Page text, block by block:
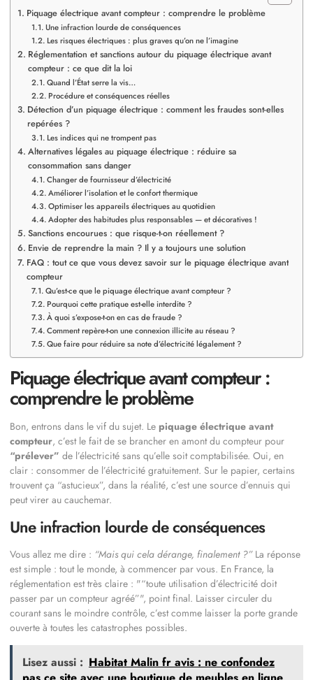
Piquage électrique avant compteur : comprendre le problème
Une infraction lourde de conséquences
Les risques électriques : plus graves qu’on ne l’imagine
Réglementation et sanctions autour du piquage électrique avant
compteur : ce que dit la loi
Quand l’État serre la vis…
Procédure et conséquences réelles
Détection d’un piquage électrique : comment les fraudes sont-elles
repérées ?
Les indices qui ne trompent pas
Alternatives légales au piquage électrique : réduire sa
consommation sans danger
Changer de fournisseur d’électricité
Améliorer l’isolation et le confort thermique
Optimiser les appareils électriques au quotidien
Adopter des habitudes plus responsables — et décoratives !
Sanctions encourues : que risque-t-on réellement ?
Envie de reprendre la main ? Il y a toujours une solution
FAQ : tout ce que vous devez savoir sur le piquage électrique avant
compteur
Qu’est-ce que le piquage électrique avant compteur ?
Pourquoi cette pratique est-elle interdite ?
À quoi s’expose-t-on en cas de fraude ?
Comment repère-t-on une connexion illicite au réseau ?
Que faire pour réduire sa note d’électricité légalement ?
Piquage électrique avant compteur :
comprendre le problème
Bon, entrons dans le vif du sujet. Le piquage électrique avant
compteur, c’est le fait de se brancher en amont du compteur pour
“prélever” de l’électricité sans qu’elle soit comptabilisée. Oui, en
clair : consommer de l’électricité gratuitement. Sur le papier, certains
trouvent ça “astucieux”, dans la réalité, c’est une source d’ennuis qui
peut virer au cauchemar.
Une infraction lourde de conséquences
Vous allez me dire : “Mais qui cela dérange, finalement ?”La réponse
est simple : tout le monde, à commencer par vous. En France, la
réglementation est très claire :
“toute utilisation d’électricité doit
passer par un compteur agréé” , point final. Laisser circuler du
courant sans le moindre contrôle, c’est comme laisser la porte grande
ouverte à toutes les catastrophes possibles.
Lisez aussi : Habitat Malin fr avis : ne confondez